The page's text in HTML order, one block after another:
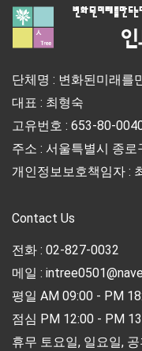
단체명 : 변화된미래를
대표 : 최형숙
고유번호 : 653-80-
주소 : 서울특별시 종
개인정보보호책임자 :
Contact Us
전화 : 02-827-0032
메일 :
평일 AM 09:00 - PM
점심 PM 12:00 - PM
휴무 토요일, 일요일, 공